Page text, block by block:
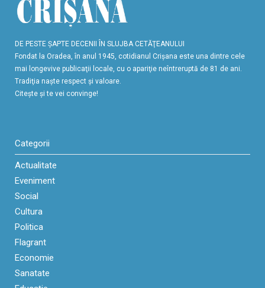
DE PESTE ŞAPTE DECENII ÎN SLUJBA CETĂŢEANULUI
Fondat la Oradea, în anul 1945, cotidianul Crişana este una dintre cele
mai longevive publicaţii locale, cu o apariţie neîntreruptă de 81 de ani.
Tradiţia naşte respect şi valoare.
Citeşte şi te vei convinge!
Categorii
Actualitate
Eveniment
Social
Cultura
Politica
Flagrant
Economie
Sanatate